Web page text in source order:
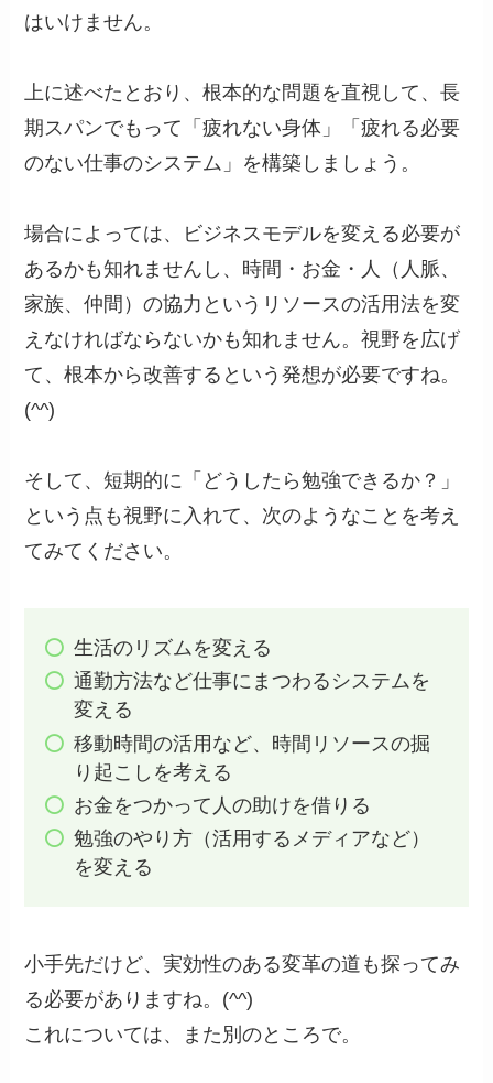
はいけません。
上に述べたとおり、根本的な問題を直視して、長
期スパンでもって「疲れない身体」「疲れる必要
のない仕事のシステム」を構築しましょう。
場合によっては、ビジネスモデルを変える必要が
あるかも知れませんし、時間・お金・人（人脈、
家族、仲間）の協力というリソースの活用法を変
えなければならないかも知れません。視野を広げ
て、根本から改善するという発想が必要ですね。
(^^)
そして、短期的に「どうしたら勉強できるか？」
という点も視野に入れて、次のようなことを考え
てみてください。
生活のリズムを変える
通勤方法など仕事にまつわるシステムを
変える
移動時間の活用など、時間リソースの掘
り起こしを考える
お金をつかって人の助けを借りる
勉強のやり方（活用するメディアなど）
を変える
小手先だけど、実効性のある変革の道も探ってみ
る必要がありますね。(^^)
これについては、また別のところで。